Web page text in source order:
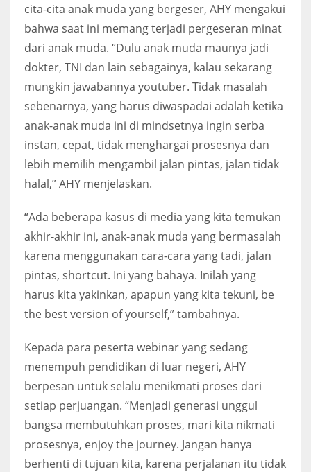
cita-cita anak muda yang bergeser, AHY mengakui
bahwa saat ini memang terjadi pergeseran minat
dari anak muda. “Dulu anak muda maunya jadi
dokter, TNI dan lain sebagainya, kalau sekarang
mungkin jawabannya youtuber. Tidak masalah
sebenarnya, yang harus diwaspadai adalah ketika
anak-anak muda ini di mindsetnya ingin serba
instan, cepat, tidak menghargai prosesnya dan
lebih memilih mengambil jalan pintas, jalan tidak
halal,” AHY menjelaskan.
“Ada beberapa kasus di media yang kita temukan
akhir-akhir ini, anak-anak muda yang bermasalah
karena menggunakan cara-cara yang tadi, jalan
pintas, shortcut. Ini yang bahaya. Inilah yang
harus kita yakinkan, apapun yang kita tekuni, be
the best version of yourself,” tambahnya.
Kepada para peserta webinar yang sedang
menempuh pendidikan di luar negeri, AHY
berpesan untuk selalu menikmati proses dari
setiap perjuangan. “Menjadi generasi unggul
bangsa membutuhkan proses, mari kita nikmati
prosesnya, enjoy the journey. Jangan hanya
berhenti di tujuan kita, karena perjalanan itu tidak